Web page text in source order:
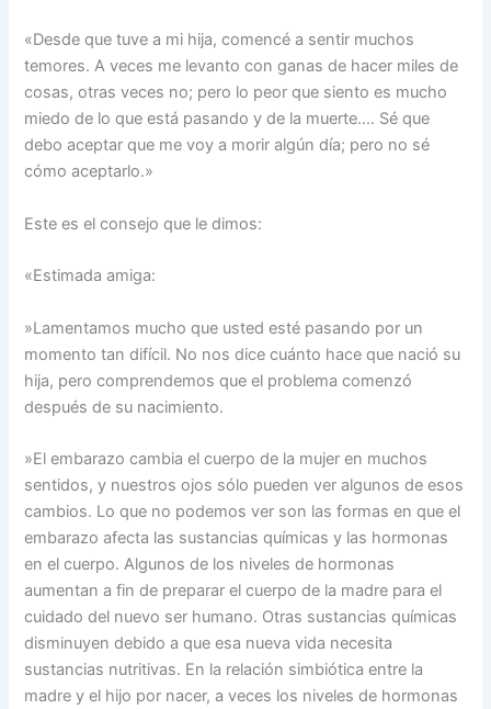
«Desde que tuve a mi hija, comencé a sentir muchos
temores. A veces me levanto con ganas de hacer miles de
cosas, otras veces no; pero lo peor que siento es mucho
miedo de lo que está pasando y de la muerte…. Sé que
debo aceptar que me voy a morir algún día; pero no sé
cómo aceptarlo.»
Este es el consejo que le dimos:
«Estimada amiga:
»Lamentamos mucho que usted esté pasando por un
momento tan difícil. No nos dice cuánto hace que nació su
hija, pero comprendemos que el problema comenzó
después de su nacimiento.
»El embarazo cambia el cuerpo de la mujer en muchos
sentidos, y nuestros ojos sólo pueden ver algunos de esos
cambios. Lo que no podemos ver son las formas en que el
embarazo afecta las sustancias químicas y las hormonas
en el cuerpo. Algunos de los niveles de hormonas
aumentan a fin de preparar el cuerpo de la madre para el
cuidado del nuevo ser humano. Otras sustancias químicas
disminuyen debido a que esa nueva vida necesita
sustancias nutritivas. En la relación simbiótica entre la
madre y el hijo por nacer, a veces los niveles de hormonas